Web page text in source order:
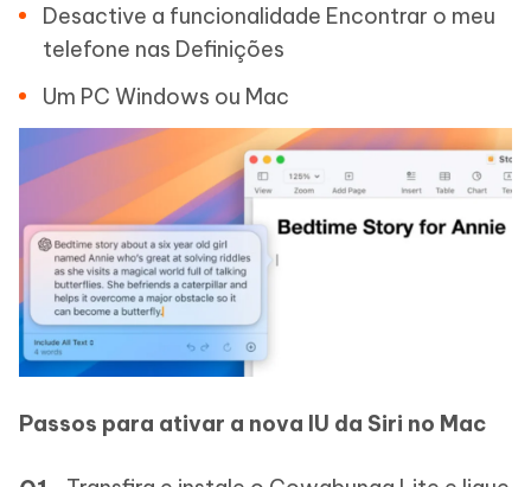
Desactive a funcionalidade Encontrar o meu
telefone nas Definições
Um PC Windows ou Mac
Passos para ativar a nova IU da Siri no Mac